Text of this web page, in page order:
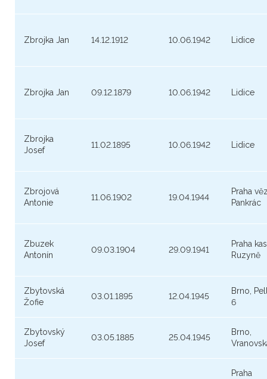
Zbrojka Jan 14.12.1912 10.06.1942 Lidice
Zbrojka Jan 09.12.1879 10.06.1942 Lidice
Zbrojka
Josef
11.02.1895 10.06.1942 Lidice
Zbrojová
Antonie
11.06.1902 19.04.1944
Praha
Pankrác
Zbuzek
Antonín
09.03.1904 29.09.1941
Praha
Ruzyně
Zbytovská
Žofie
03.01.1895 12.04.1945
Brno,
6
Zbytovský
Josef
03.05.1885 25.04.1945
Brno,
Praha